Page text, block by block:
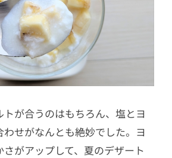
が合うのはもちろん、塩とヨ
せがなんとも絶妙でした。ヨ
がアップして、夏のデザート